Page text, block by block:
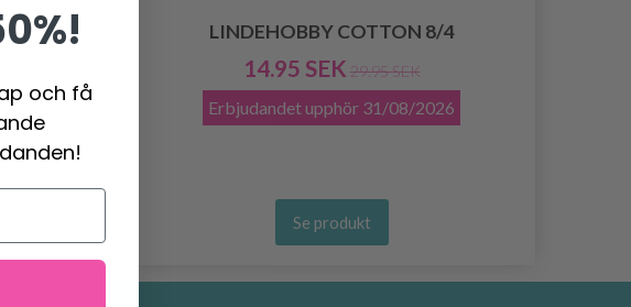
LINDEHOBBY COTTON 8/4
14.95 SEK 29.95 SEK
Erbjudandet upphör 31/08/2026
Se produkt
och få